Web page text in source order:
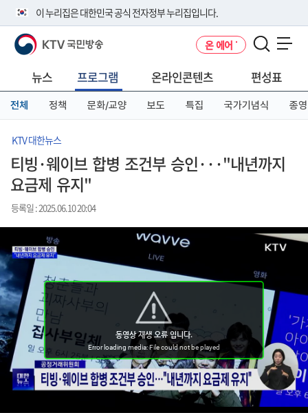
이 누리집은 대한민국 공식 전자정부 누리집입니다.
공식 누리집 주소 확인하기
니다.
이밖에 or.kr 또는 .kr등 다른 도메인 주소를 사용하고 있다면 아래 URL에
서 도메인 주소를 확인해 보세요
KTV 국민방송 온 에어
뉴스 프로그램 온라인콘텐츠 편성표
전체 정책 문화/교양 보도 특집 국가기념식 종영
KTV 대한뉴스
티빙·웨이브 합병 조건부 승인···"내년까지
요금제 유지"
등록일 : 2025.06.10 20:04